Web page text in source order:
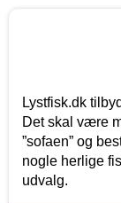
Lystfisk.dk
Det skal være
”sofaen” og
nogle herlige
udvalg.